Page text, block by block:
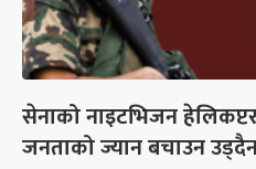
सेनाको नाइटभिजन
जनताको ज्यान बचाउन